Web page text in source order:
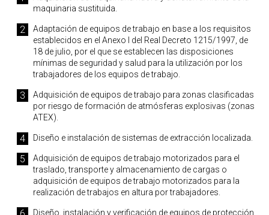
maquinaria sustituida.
Adaptación de equipos de trabajo en base a los requisitos
establecidos en el Anexo I del Real Decreto 1215/1997, de
18 de julio, por el que se establecen las disposiciones
mínimas de seguridad y salud para la utilización por los
trabajadores de los equipos de trabajo.
Adquisición de equipos de trabajo para zonas clasificadas
por riesgo de formación de atmósferas explosivas (zonas
ATEX).
Diseño e instalación de sistemas de extracción localizada.
Adquisición de equipos de trabajo motorizados para el
traslado, transporte y almacenamiento de cargas o
adquisición de equipos de trabajo motorizados para la
realización de trabajos en altura por trabajadores.
Diseño, instalación y verificación de equipos de protección